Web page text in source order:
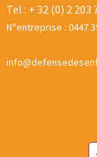
Tel : + 32 (0) 2 203
N°entreprise :